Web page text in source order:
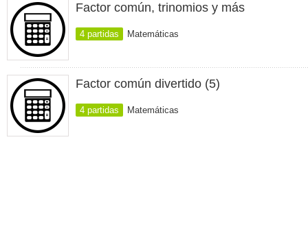
Factor común, trinomios y más
4 partidas Matemáticas
Factor común divertido (5)
4 partidas Matemáticas